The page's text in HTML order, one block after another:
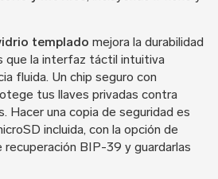
templado mejora la durabilidad
que la interfaz táctil intuitiva
fluida. Un chip seguro con
tus llaves privadas contra
Hacer una copia de seguridad es
incluida, con la opción de
recuperación BIP-39 y guardarlas